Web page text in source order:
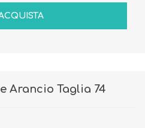
Arancio Taglia 74